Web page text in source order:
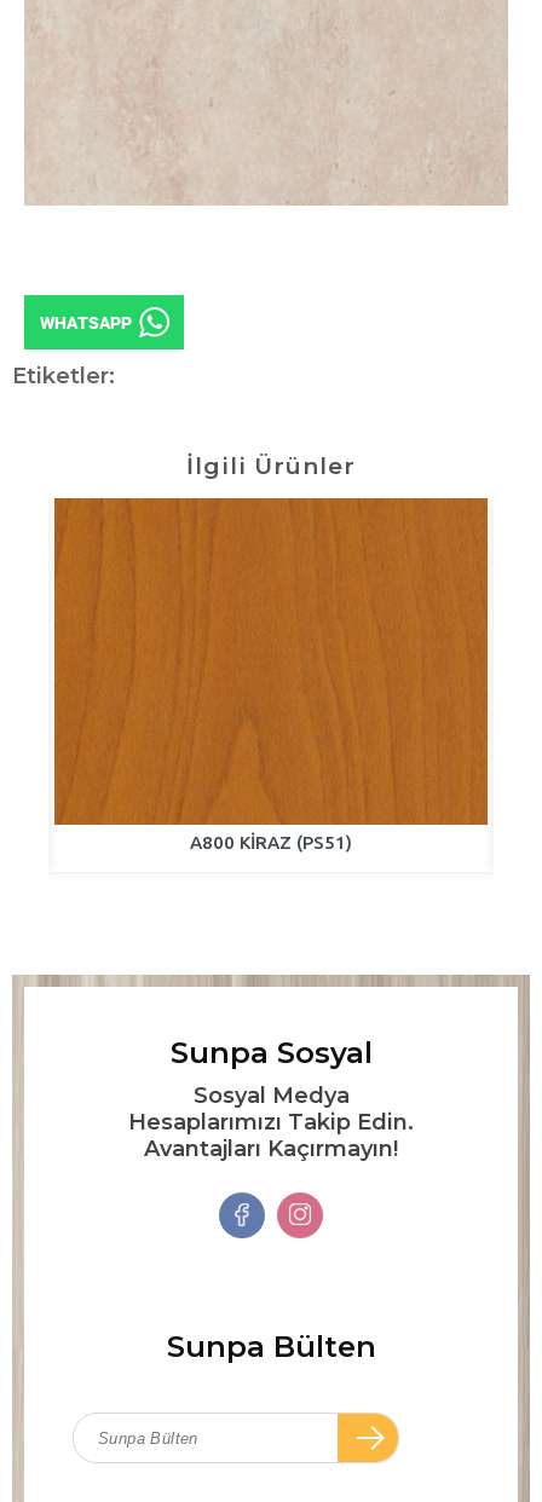
Etiketler:
İlgili Ürünler
A800 KİRAZ (PS51)
Sunpa Sosyal
Sosyal Medya
Hesaplarımızı Takip Edin.
Avantajları Kaçırmayın!
Sunpa Bülten